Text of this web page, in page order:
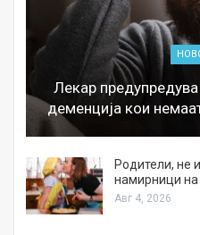
Лекар
деменција кои
Родители, не
намирници
Авг 4, 2026